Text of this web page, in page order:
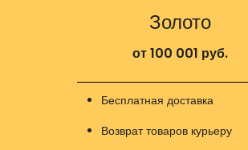
Золото
от 100 001 руб.
Бесплатная доставка
Возврат товаров курьеру